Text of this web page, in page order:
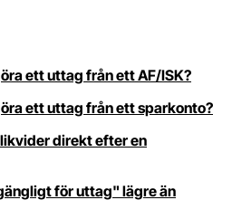
ett uttag från ett AF/ISK?
ett uttag från ett sparkonto?
direkt efter en
för uttag" lägre än